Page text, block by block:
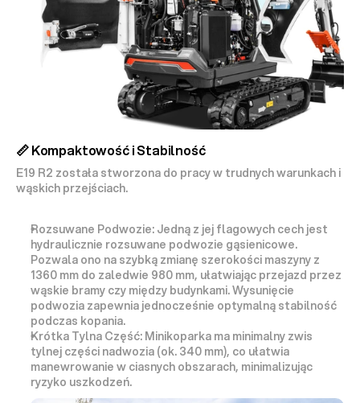
📏 Kompaktowość i Stabilność
E19 R2 została stworzona do pracy w trudnych warunkach i
wąskich przejściach.
Rozsuwane Podwozie:
hydraulicznie rozsuwane podwozie gąsienicowe.
1360 mm do zaledwie 980 mm, ułatwiając przejazd przez
wąskie bramy czy między budynkami. Wysunięcie
podwozia zapewnia jednocześnie optymalną stabilność
podczas kopania.
Krótka Tylna Część: Minikoparka ma minimalny zwis
tylnej części nadwozia (ok. 340 mm), co ułatwia
manewrowanie w ciasnych obszarach, minimalizując
ryzyko uszkodzeń.